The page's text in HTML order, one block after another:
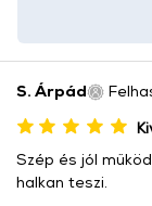
S. Árpád
Szép és jól
halkan teszi.